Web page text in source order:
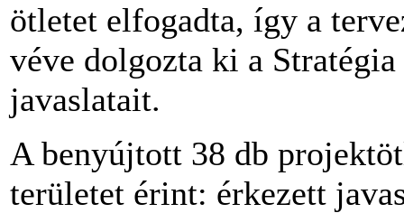
ötletet elfogadta, így a
véve dolgozta ki a
javaslatait.
A benyújtott 38 db
területet érint: érkezett